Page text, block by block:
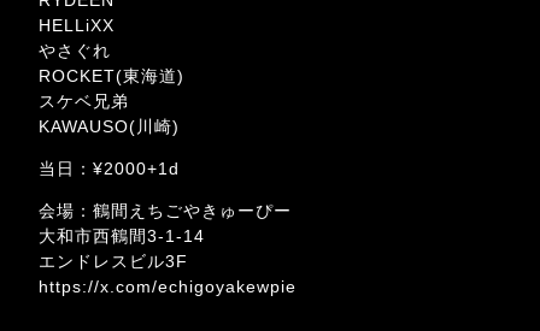
HELLiXX
やさぐれ
ROCKET(東海道)
スケベ兄弟
KAWAUSO(川崎)
当日：¥2000+1d
会場：鶴間えちごやきゅーぴー
大和市西鶴間3-1-14
エンドレスビル3F
https://x.com/echigoyakewpie